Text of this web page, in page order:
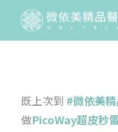
既上次到 #微依美
做PicoWay超皮秒